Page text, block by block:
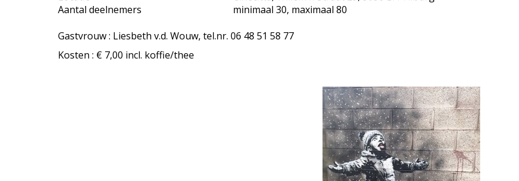
Aantal deelnemers
minimaal 30, maximaal 80
Gastvrouw : Liesbeth v.d. Wouw, tel.nr. 06 48 51 58 77
Kosten : € 7,00 incl. koffie/thee